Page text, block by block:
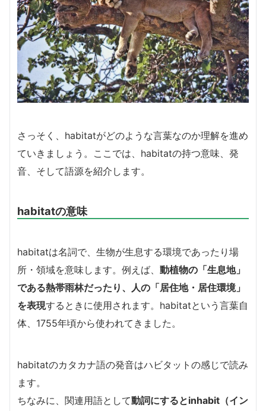
さっそく、habitatがどのような言葉なのか理解を進め
ていきましょう。ここでは、habitatの持つ意味、発
音、そして語源を紹介します。
habitatの意味
habitatは名詞で、生物が生息する環境であったり場
所・領域を意味します。例えば、 動植物の「生息地」
である熱帯雨林だったり、人の「居住地・居住環境」
を表現するときに使用されます。habitatという言葉自
体、1755年頃から使われてきました。
habitatのカタカナ語の発音はハビタットの感じで読み
ます。
ちなみに、関連用語として動詞にするとinhabit（イン